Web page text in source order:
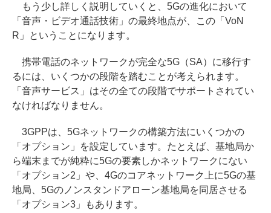
もう少し詳しく説明していくと、5Gの進化において
「音声・ビデオ通話技術」の最終地点が、この「VoN
R」ということになります。
携帯電話のネットワークが完全な5G（SA）に移行す
るには、いくつかの段階を踏むことが考えられます。
「音声サービス」はその全ての段階でサポートされてい
なければなりません。
3GPPは、5Gネットワークの構築方法にいくつかの
「オプション」を設定しています。たとえば、基地局か
ら端末までが純粋に5Gの要素しかネットワークにない
「オプション2」や、4Gのコアネットワーク上に5Gの基
地局、5Gのノンスタンドアローン基地局を同居させる
「オプション3」もあります。